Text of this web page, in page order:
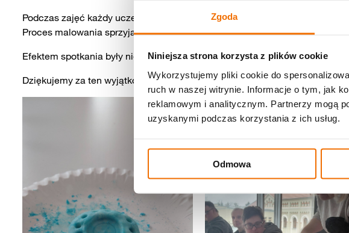
Zgoda
Niniejsza strona korzysta z plików cookie
Wykorzystujemy pliki cookie do
ruch w naszej witrynie. Informacje o tym, jak
reklamowym i analitycznym. Partnerzy mogą
uzyskanymi podczas korzystania z ich usług.
Odmowa
Podczas zajęć każdy uczestnik samodzielnie lub z pomocą opiekuna
Proces malowania sprzyja koncentracji, ćwiczy precyzję oraz daje
Efektem spotkania były nie tylko estetyczne wykonane prace, a przede
Dziękujemy za ten wyjątkowy czas Środowiskowy Dom Samopomocy w